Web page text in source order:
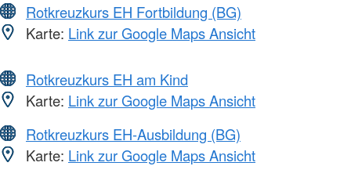
Rotkreuzkurs EH Fortbildung (BG)
Karte: Link zur Google Maps Ansicht
Rotkreuzkurs EH am Kind
Karte: Link zur Google Maps Ansicht
Rotkreuzkurs EH-Ausbildung (BG)
Karte: Link zur Google Maps Ansicht